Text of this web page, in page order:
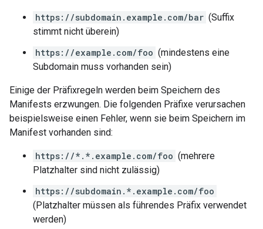
https://subdomain.example.com/bar (Suffix
stimmt nicht überein)
https://example.com/foo (mindestens eine
Subdomain muss vorhanden sein)
Einige der Präfixregeln werden beim Speichern des
Manifests erzwungen. Die folgenden Präfixe verursachen
beispielsweise einen Fehler, wenn sie beim Speichern im
Manifest vorhanden sind:
https://*.*.example.com/foo (mehrere
Platzhalter sind nicht zulässig)
https://subdomain.*.example.com/foo
(Platzhalter müssen als führendes Präfix verwendet
werden)